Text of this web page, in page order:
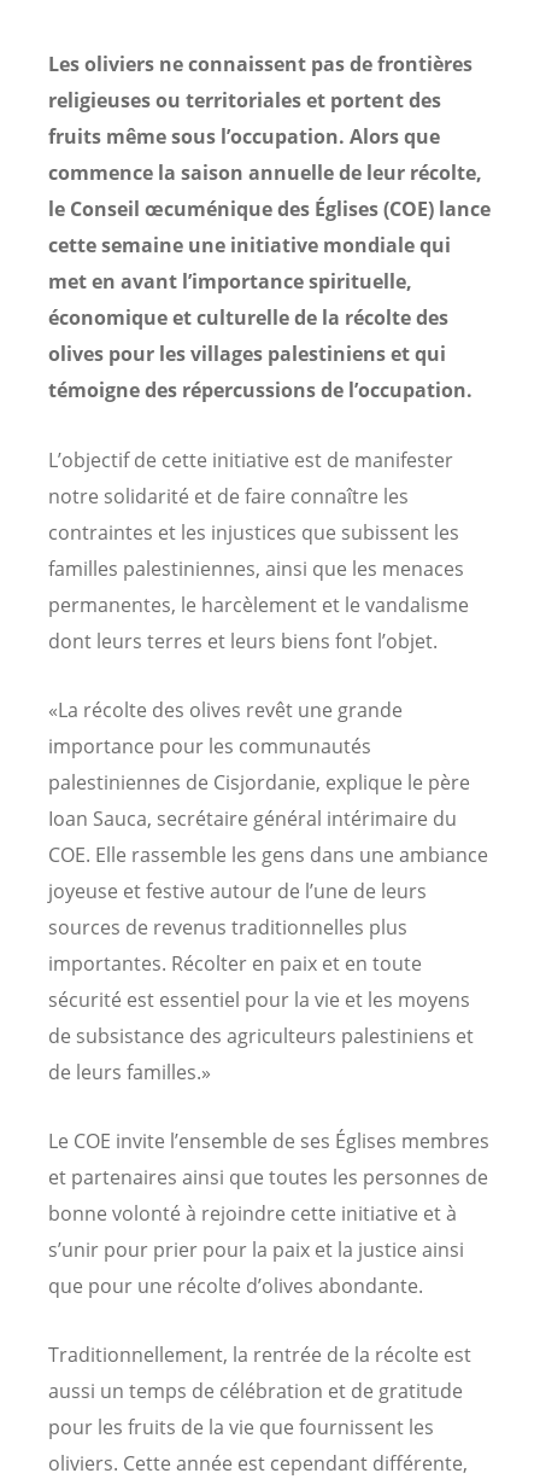
Les oliviers ne connaissent pas de frontières
religieuses ou territoriales et portent des
fruits même sous l’occupation. Alors que
commence la saison annuelle de leur récolte,
le Conseil œcuménique des Églises (COE) lance
cette semaine une initiative mondiale qui
met en avant l’importance spirituelle,
économique et culturelle de la récolte des
olives pour les villages palestiniens et qui
témoigne des répercussions de l’occupation.
L’objectif de cette initiative est de manifester
notre solidarité et de faire connaître les
contraintes et les injustices que subissent les
familles palestiniennes, ainsi que les menaces
permanentes, le harcèlement et le vandalisme
dont leurs terres et leurs biens font l’objet.
«La récolte des olives revêt une grande
importance pour les communautés
palestiniennes de Cisjordanie, explique le père
Ioan Sauca, secrétaire général intérimaire du
COE. Elle rassemble les gens dans une ambiance
joyeuse et festive autour de l’une de leurs
sources de revenus traditionnelles plus
importantes. Récolter en paix et en toute
sécurité est essentiel pour la vie et les moyens
de subsistance des agriculteurs palestiniens et
de leurs familles.»
Le COE invite l’ensemble de ses Églises membres
et partenaires ainsi que toutes les personnes de
bonne volonté à rejoindre cette initiative et à
s’unir pour prier pour la paix et la justice ainsi
que pour une récolte d’olives abondante.
Traditionnellement, la rentrée de la récolte est
aussi un temps de célébration et de gratitude
pour les fruits de la vie que fournissent les
oliviers. Cette année est cependant différente,